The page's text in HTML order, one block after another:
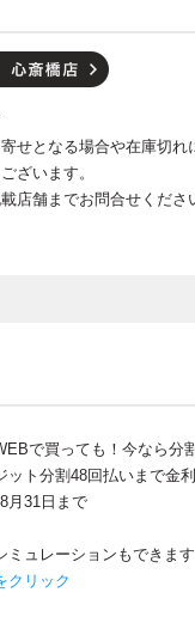
せとなる場合や在庫切れ
ざいます。
店舗までお問合せくださ
で買っても！今なら分
ット分割48回払いまで金
月31日まで
ミュレーションもできます
クリック